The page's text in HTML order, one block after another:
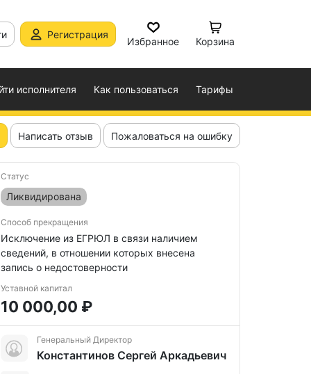
Регистрация
Избранное Корзина
исполнителя Как пользоваться Тарифы
Написать отзыв Пожаловаться на ошибку
Статус
Ликвидирована
Способ прекращения
Исключение из ЕГРЮЛ в связи наличием
сведений, в отношении которых внесена
запись о недостоверности
Уставной капитал
10 000,00 ₽
Генеральный Директор
Константинов Сергей Аркадьевич